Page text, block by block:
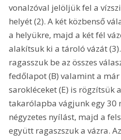
vonalzóval jelöljük fel a
helyét (2). A két közbenső
a helyükre, majd a két fél
alakítsuk ki a tároló vázát
ragasszuk be az összes
fedőlapot (B) valamint a
sarokléceket (E) is rögzítsük
takarólapba vágjunk egy 30
négyzetes nyílást, majd a
együtt ragaszszuk a vázra.